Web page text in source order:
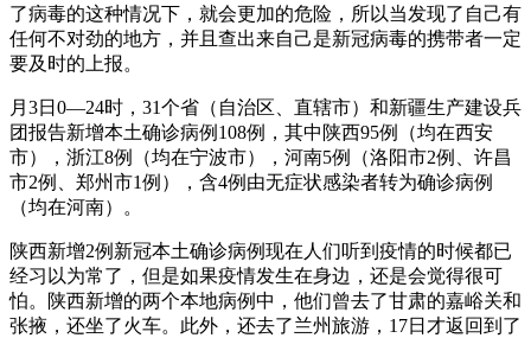
了病毒的这种情况下，就会更加的危险，所以当发现了自己有
任何不对劲的地方，并且查出来自己是新冠病毒的携带者一定
要及时的上报。
月3日0—24时，31个省（自治区、直辖市）和新疆生产建设兵
团报告新增本土确诊病例108例，其中陕西95例（均在西安
市），浙江8例（均在宁波市），河南5例（洛阳市2例、许昌
市2例、郑州市1例），含4例由无症状感染者转为确诊病例
（均在河南）。
陕西新增2例新冠本土确诊病例现在人们听到疫情的时候都已
经习以为常了，但是如果疫情发生在身边，还是会觉得很可
怕。陕西新增的两个本地病例中，他们曾去了甘肃的嘉峪关和
张掖，还坐了火车。此外，还去了兰州旅游，17日才返回到了